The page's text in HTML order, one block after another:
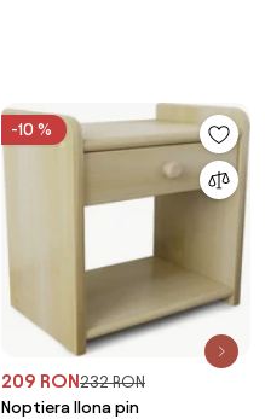
-10 %
209 RON232 RON
Noptiera Ilona pin